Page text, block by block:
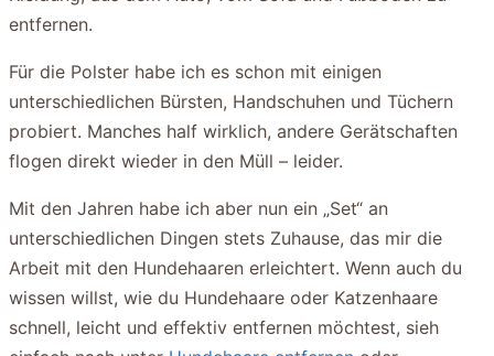
entfernen.
Für die Polster habe ich es schon mit einigen
unterschiedlichen Bürsten, Handschuhen und Tüchern
probiert. Manches half wirklich, andere Gerätschaften
flogen direkt wieder in den Müll – leider.
Mit den Jahren habe ich aber nun ein „Set“ an
unterschiedlichen Dingen stets Zuhause, das mir die
Arbeit mit den Hundehaaren erleichtert. Wenn auch du
wissen willst, wie du Hundehaare oder Katzenhaare
schnell, leicht und effektiv entfernen möchtest, sieh